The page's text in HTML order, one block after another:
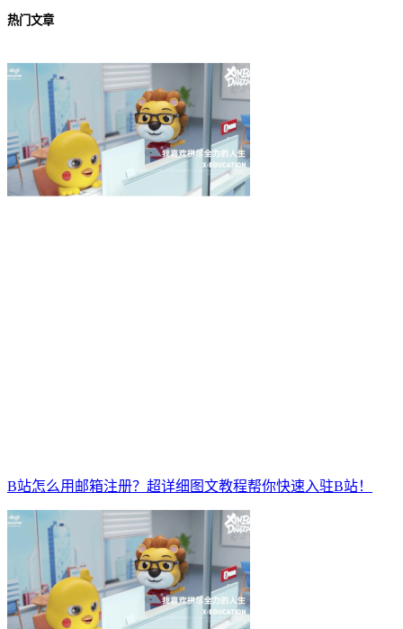
热门文章
B站怎么用邮箱注册？超详细图文教程帮你快速入驻B站！